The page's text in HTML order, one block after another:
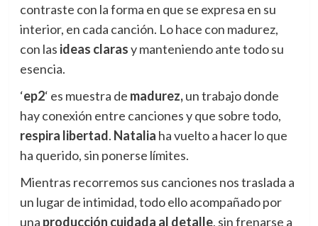
contraste con la forma en que se expresa en su
interior, en cada canción. Lo hace con madurez,
con las ideas clarasy manteniendo ante todo su
esencia.
‘ep2‘ es muestra de madurez,un trabajo donde
hay conexión entre canciones y que sobre todo,
respira libertad. Natalia ha vuelto a hacer lo que
ha querido, sin ponerse límites.
Mientras recorremos sus canciones nos traslada a
un lugar de intimidad, todo ello acompañado por
una producción cuidada al detalle, sin frenarse a